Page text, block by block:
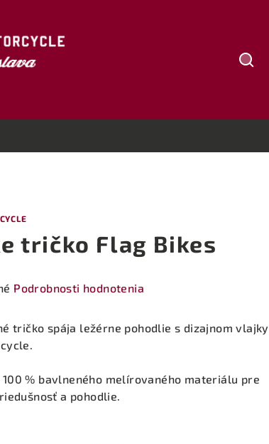
tričko Flag Bikes
Podrobnosti hodnotenia
tričko spája ležérne pohodlie s dizajnom vlajky
100 % bavlneného melírovaného materiálu pre
a pohodlie.